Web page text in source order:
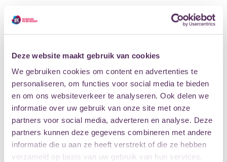
Deze website maakt gebruik van cookies
We gebruiken cookies om content en advertenties te
personaliseren, om functies voor social media te bieden
en om ons websiteverkeer te analyseren. Ook delen we
informatie over uw gebruik van onze site met onze
partners voor social media, adverteren en analyse. Deze
partners kunnen deze gegevens combineren met andere
informatie die u aan ze heeft verstrekt of die ze hebben
verzameld op basis van uw gebruik van hun services.
Naast kinderen verwelkomen we inmiddels ook een
pianiste uit Oekraïne, die één van onze muzieklokalen
gebruikt om te oefenen. Wellicht melden zich nog meer
musici of kunstenaars.
BIJDRAGE AAN RODE KRUIS OEKRAÏNE
Ook financieel dragen we een klein steentje bij. De
opbrengst van de Koper-Saxdag op 12 maart en het
concert van het Jeugdorkest op 2 april gaat naar Giro
5125 van het Rode Kruis Oekraïne. De totale opbrengst
is € 901,38.